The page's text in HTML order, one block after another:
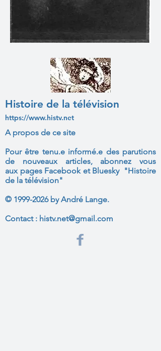
Histoire de la télévision
https://www.histv.net
A propos de ce site
Pour être tenu.e informé.e des parutions
de nouveaux articles, abonnez vous
aux pages Facebook et Bluesky "Histoire
de la télévision"
© 1999-2026by André Lange.
Contact : histv.net@gmail.com